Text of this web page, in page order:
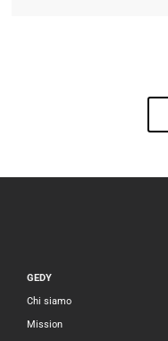
GEDY
Chi siamo
Mission